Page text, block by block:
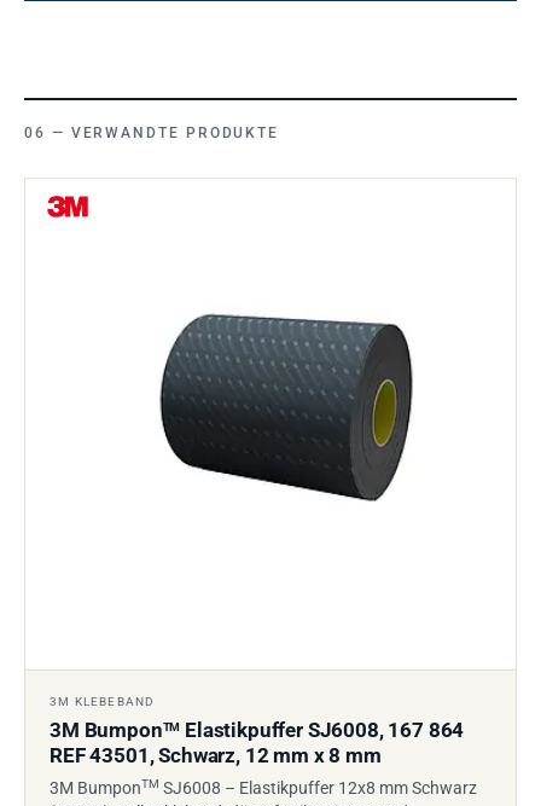
VERWANDTE PRODUKTE
3M KLEBEBAND
3M BumponTM Elastikpuffer SJ6008, 167 864
REF 43501, Schwarz, 12 mm x 8 mm
3M BumponTM SJ6008 – Elastikpuffer 12x8 mm Schwarz